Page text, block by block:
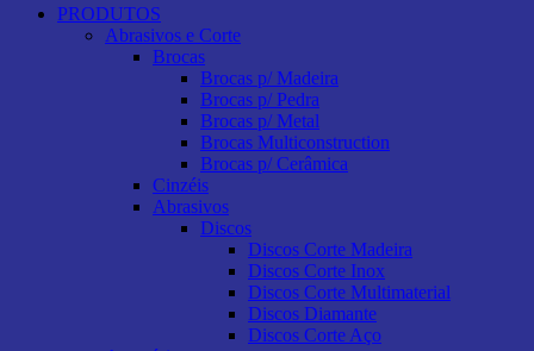
PRODUTOS
Abrasivos e Corte
Brocas
Brocas p/ Madeira
Brocas p/ Pedra
Brocas p/ Metal
Brocas Multiconstruction
Brocas p/ Cerâmica
Cinzéis
Abrasivos
Discos
Discos Corte Madeira
Discos Corte Inox
Discos Corte Multimaterial
Discos Diamante
Discos Corte Aço